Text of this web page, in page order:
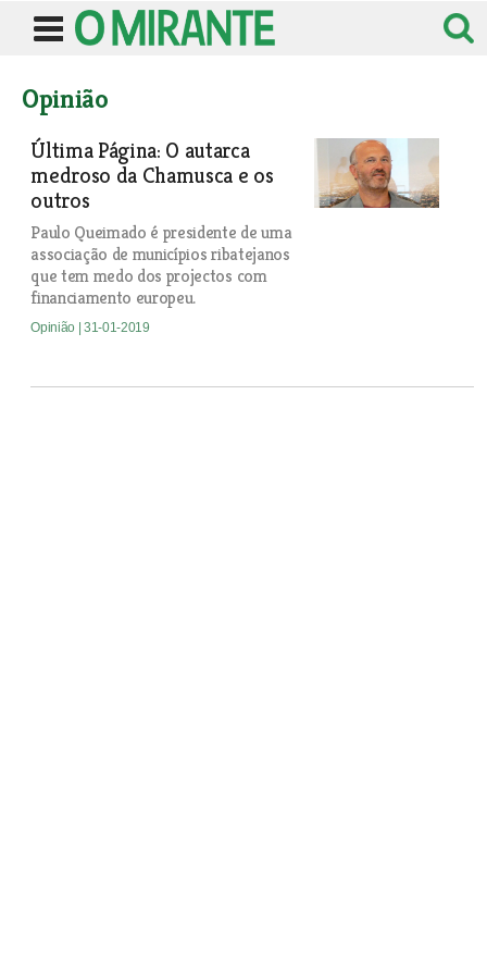
Opinião
Última Página: O autarca
medroso da Chamusca e os
outros
Paulo Queimado é presidente de uma
associação de municípios ribatejanos
que tem medo dos projectos com
financiamento europeu.
Opinião | 31-01-2019